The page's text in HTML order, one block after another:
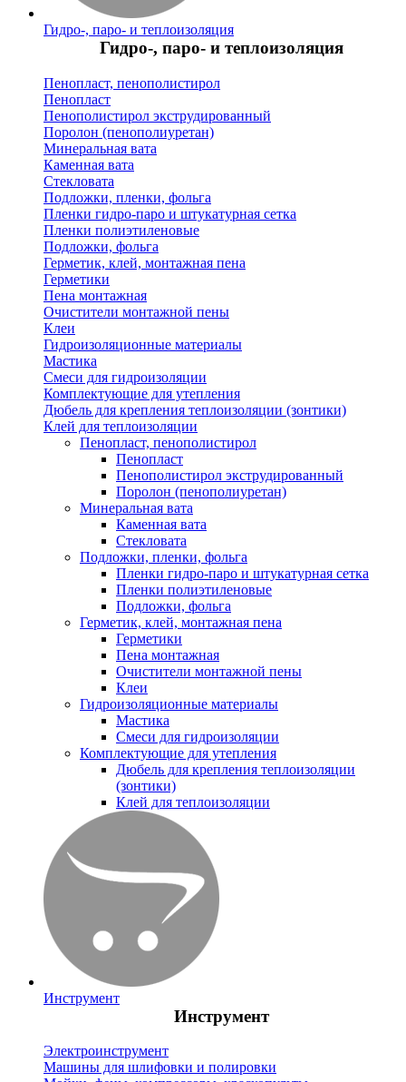
Гидро-, паро- и теплоизоляция
Гидро-, паро- и теплоизоляция
Пенопласт, пенополистирол
Пенопласт
Пенополистирол экструдированный
Поролон (пенополиуретан)
Минеральная вата
Каменная вата
Стекловата
Подложки, пленки, фольга
Пленки гидро-паро и штукатурная сетка
Пленки полиэтиленовые
Подложки, фольга
Герметик, клей, монтажная пена
Герметики
Пена монтажная
Очистители монтажной пены
Клеи
Гидроизоляционные материалы
Мастика
Смеси для гидроизоляции
Комплектующие для утепления
Дюбель для крепления теплоизоляции (зонтики)
Клей для теплоизоляции
Пенопласт, пенополистирол
Пенопласт
Пенополистирол экструдированный
Поролон (пенополиуретан)
Минеральная вата
Каменная вата
Стекловата
Подложки, пленки, фольга
Пленки гидро-паро и штукатурная сетка
Пленки полиэтиленовые
Подложки, фольга
Герметик, клей, монтажная пена
Герметики
Пена монтажная
Очистители монтажной пены
Клеи
Гидроизоляционные материалы
Мастика
Смеси для гидроизоляции
Комплектующие для утепления
Дюбель для крепления теплоизоляции
(зонтики)
Клей для теплоизоляции
Инструмент
Инструмент
Электроинструмент
Машины для шлифовки и полировки